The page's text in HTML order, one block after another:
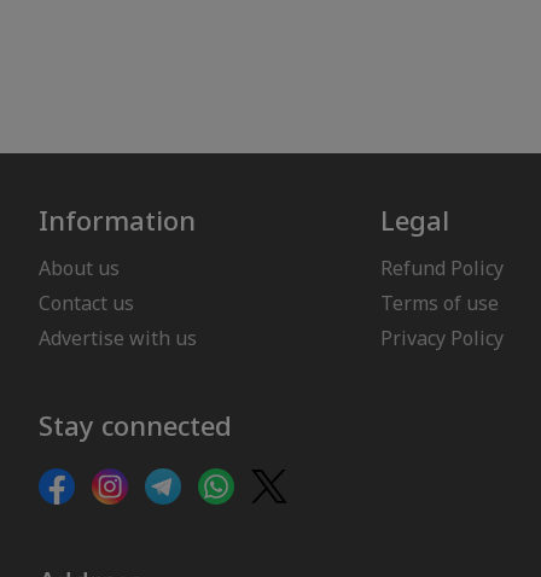
Information
About us
Contact us
Advertise with us
Legal
Refund Policy
Terms of use
Privacy Policy
Stay connected